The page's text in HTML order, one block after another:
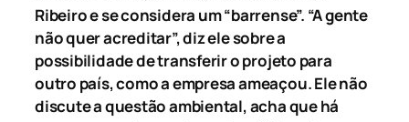
Ribeiro e se considera um “barrense”. “A gente
não quer acreditar”, diz ele sobre a
possibilidade de transferir o projeto para
outro país, como a empresa ameaçou. Ele não
discute a questão ambiental, acha que há